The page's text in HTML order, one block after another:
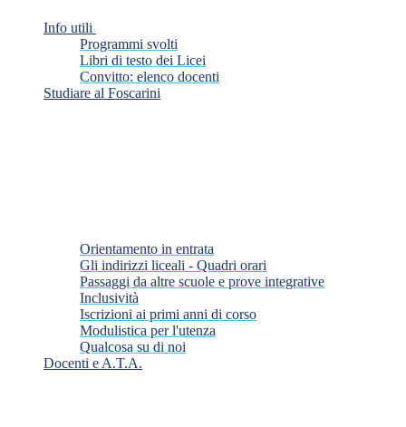
Info utili
Programmi svolti
Libri di testo dei Licei
Convitto: elenco docenti
Studiare al Foscarini
Orientamento in entrata
Gli indirizzi liceali - Quadri orari
Passaggi da altre scuole e prove integrative
Inclusività
Iscrizioni ai primi anni di corso
Modulistica per l'utenza
Qualcosa su di noi
Docenti e A.T.A.